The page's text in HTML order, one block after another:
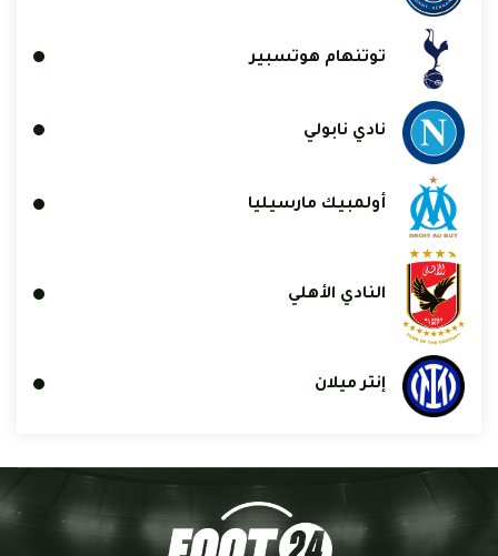
توتنهام هوتسبير
نادي نابولي
أولمبيك مارسيليا
النادي الأهلي
إنتر ميلان